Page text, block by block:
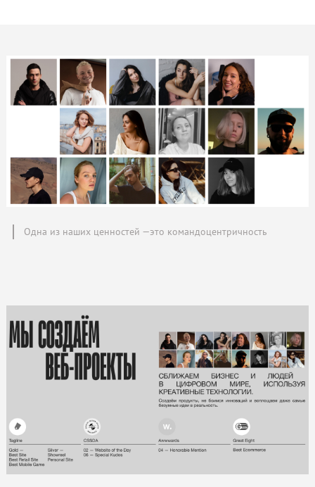
Одна из наших ценностей —это командоцентричность